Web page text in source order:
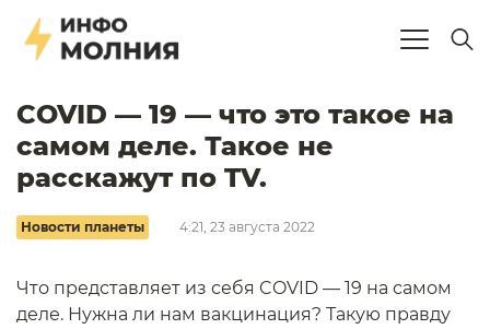
COVID — 19 — что это такое на
самом деле. Такое не
расскажут по TV.
Новости планеты 4:21, 23 августа 2022
Что представляет из себя COVID — 19 на самом
деле. Нужна ли нам вакцинация? Такую правду